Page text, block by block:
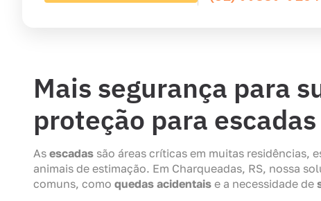
Mais segurança para
proteção para
As escadas são áreas críticas em muitas residências,
animais de estimação. Em Charqueadas, RS, nossa
comuns, como quedas acidentais e a necessidade de